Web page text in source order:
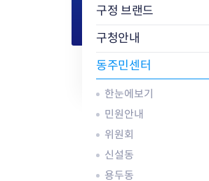
민원편의시책 및 제도
가족관계등록 제신고 후속절차
원스톱 통합안내
행정서비스헌장
어디서나민원
추진현황
자주묻는질문
새소식
고시공고
입법예고
문화행사
강좌교육
채용공고
유관기관소식
공모사업 알림방
동대문구청장직 인수위원회 백
월중주요행사
정책실명제
수상현황
월별행사달력
행정구역
꽃의 도시
Walking City
여성복지관
평생학습관
교육지원센터
구민 아카데미 신청
민방위
원어민 화상영어
동국 천문대
교육경비보조금 지원
구정 브랜드
구청안내
동주민센터
한눈에보기
민원안내
위원회
신설동
용두동